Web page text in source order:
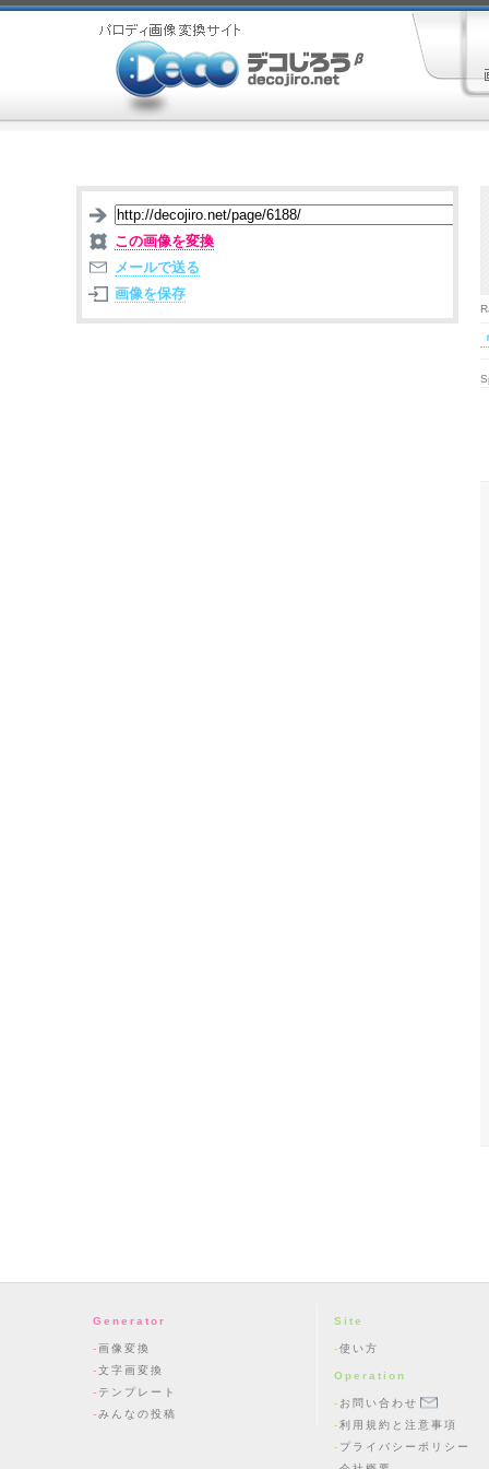
この画像を変換
メールで送る
画像を保存
Generator
画像変換
文字画変換
テンプレート
みんなの投稿
Site
使い方
Operation
お問い合わせ
利用規約と注意事項
プライバシーポリシー